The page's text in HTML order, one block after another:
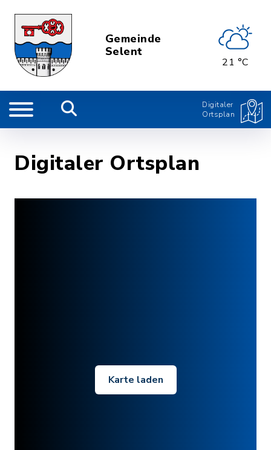
Gemeinde
Selent
21 °C
Digitaler
Ortsplan
Digitaler Ortsplan
Karte laden